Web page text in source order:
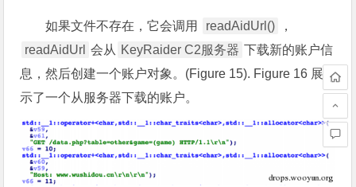
如果文件不存在，它会调用 readAidUrl()
，
readAidUrl
会从 KeyRaider C2服务器 下载新的账户信
息，然后创建一个账户对象。(Figure 15). Figure 16 展
示了一个从服务器下载的账户。